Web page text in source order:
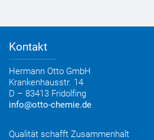
Verbrauchsrechner
Medienportal
Bestelloptionen
Elektronischer Rechnungsversand
Entsorgung & Verpackungsrücknahme
Kontakt
Hermann Otto GmbH
Krankenhausstr. 14
D – 83413 Fridolfing
info@otto-chemie.de
Qualität schafft Zusammenhalt